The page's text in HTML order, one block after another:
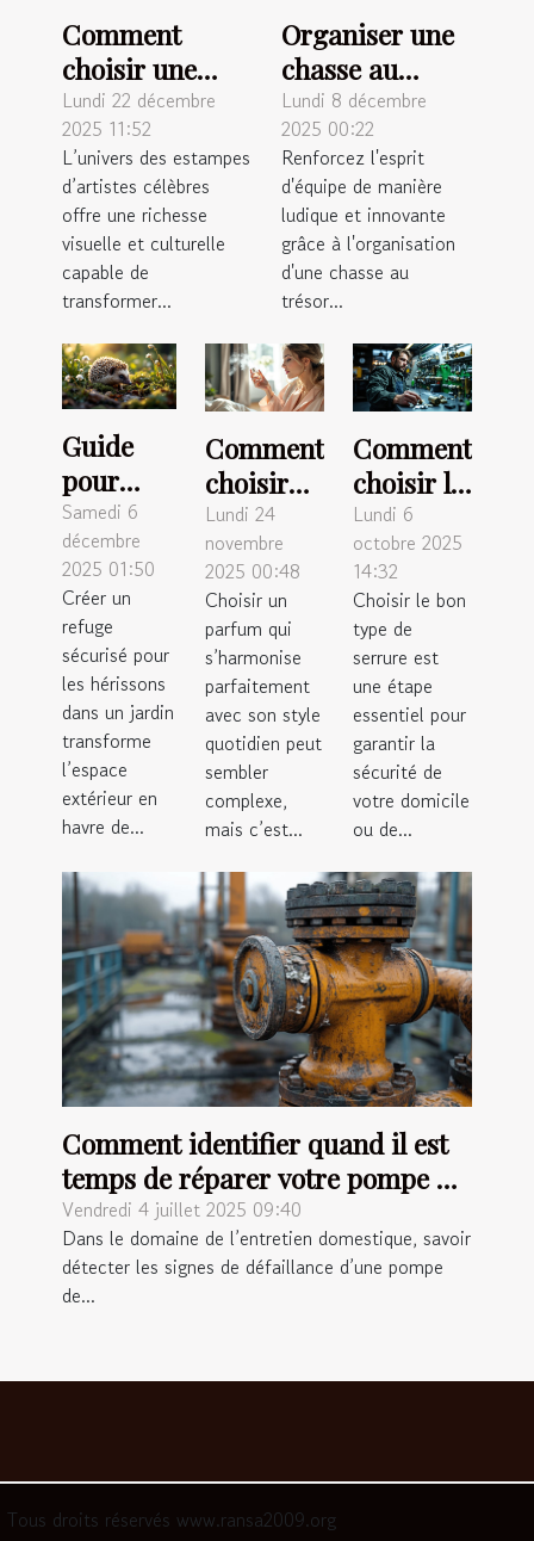
Comment
choisir une
estampe
d'artiste
célèbre pour
votre intérieur
?
Lundi 22 décembre
2025 11:52
L’univers des estampes
d’artistes célèbres
offre une richesse
visuelle et culturelle
capable de
transformer...
Organiser une
chasse au
trésor
inoubliable
pour renforcer
l'esprit
d'équipe
Lundi 8 décembre
2025 00:22
Renforcez l'esprit
d'équipe de manière
ludique et innovante
grâce à l'organisation
d'une chasse au
trésor...
Guide
pour
créer un
habitat
favorable
aux
hérissons
dans les
jardins
Samedi 6
décembre
2025 01:50
Créer un
refuge
sécurisé pour
les hérissons
dans un jardin
transforme
l’espace
extérieur en
havre de...
Comment
choisir
un
parfum
quotidien
qui
complète
votre
style ?
Lundi 24
novembre
2025 00:48
Choisir un
parfum qui
s’harmonise
parfaitement
avec son style
quotidien peut
sembler
complexe,
mais c’est...
Comment
choisir le
bon type
de
serrure
pour
votre
sécurité ?
Lundi 6
octobre 2025
14:32
Choisir le bon
type de
serrure est
une étape
essentiel pour
garantir la
sécurité de
votre domicile
ou de...
Comment identifier quand il est
temps de réparer votre pompe de
relevage ?
Vendredi 4 juillet 2025 09:40
Dans le domaine de l’entretien domestique, savoir
détecter les signes de défaillance d’une pompe
de...
Tous droits réservés www.ransa2009.org